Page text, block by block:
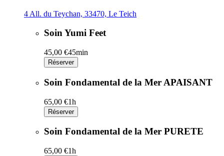
4 All. du Teychan, 33470, Le Teich
Soin Yumi Feet
45,00 €45min
Réserver
Soin Fondamental de la Mer APAISANT
65,00 €1h
Réserver
Soin Fondamental de la Mer PURETE
65,00 €1h